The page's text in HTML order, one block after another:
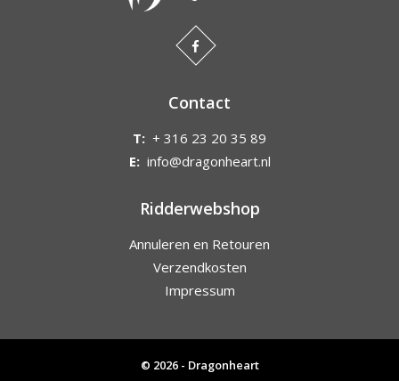
Contact
T: + 316 23 20 35 89
E: info@dragonheart.nl
Ridderwebshop
Annuleren en Retouren
Verzendkosten
Impressum
© 2026 - Dragonheart